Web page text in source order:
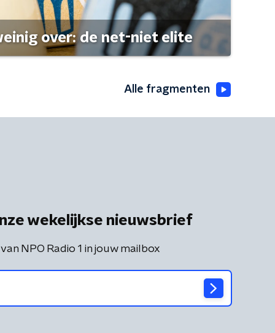
over: de net-niet elite
Alle fragmenten
wekelijkse nieuwsbrief
NPO Radio 1 in jouw mailbox